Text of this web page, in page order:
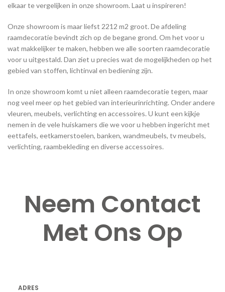
elkaar te vergelijken in onze showroom. Laat u inspireren!
Onze showroom is maar liefst 2212 m2 groot. De afdeling
raamdecoratie bevindt zich op de begane grond. Om het voor u
wat makkelijker te maken, hebben we alle soorten raamdecoratie
voor u uitgestald. Dan ziet u precies wat de mogelijkheden op het
gebied van stoffen, lichtinval en bediening zijn.
In onze showroom komt u niet alleen raamdecoratie tegen, maar
nog veel meer op het gebied van interieurinrichting. Onder andere
vleuren, meubels, verlichting en accessoires. U kunt een kijkje
nemen in de vele huiskamers die we voor u hebben ingericht met
eettafels, eetkamerstoelen, banken, wandmeubels, tv meubels,
verlichting, raambekleding en diverse accessoires.
Neem Contact
Met Ons Op
ADRES